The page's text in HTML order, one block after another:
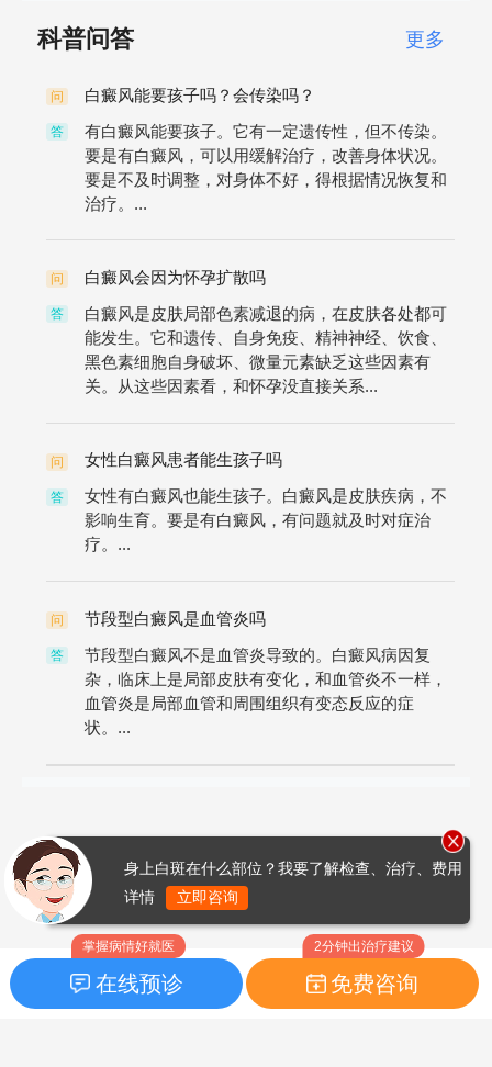
科普问答 更多
问 白癜风能要孩子吗？会传染吗？
答
有白癜风能要孩子。它有一定遗传性，但不传染。
要是有白癜风，可以用缓解治疗，改善身体状况。
要是不及时调整，对身体不好，得根据情况恢复和
治疗。...
问 白癜风会因为怀孕扩散吗
答
白癜风是皮肤局部色素减退的病，在皮肤各处都可
能发生。它和遗传、自身免疫、精神神经、饮食、
黑色素细胞自身破坏、微量元素缺乏这些因素有
关。从这些因素看，和怀孕没直接关系...
问 女性白癜风患者能生孩子吗
答
女性有白癜风也能生孩子。白癜风是皮肤疾病，不
影响生育。要是有白癜风，有问题就及时对症治
疗。...
问 节段型白癜风是血管炎吗
答
节段型白癜风不是血管炎导致的。白癜风病因复
杂，临床上是局部皮肤有变化，和血管炎不一样，
血管炎是局部血管和周围组织有变态反应的症
状。...
掌握病情好就医
在线预诊
2分钟出治疗建议
免费咨询
身上白斑在什么部位？我要了解检查、治疗、费用
详情
立即咨询